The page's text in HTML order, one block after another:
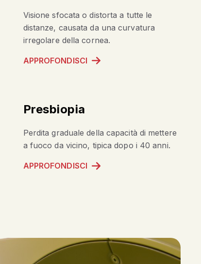
Visione sfocata o distorta a tutte le
distanze, causata da una curvatura
irregolare della cornea.
APPROFONDISCI
Presbiopia
Perdita graduale della capacità di mettere
a fuoco da vicino, tipica dopo i 40 anni.
APPROFONDISCI